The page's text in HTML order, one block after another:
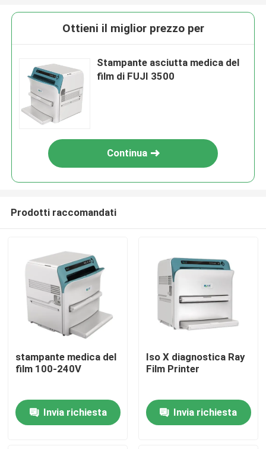
Casa
Prodotti
Ottieni il miglior prezzo per
Stampante asciutta medica del
film di FUJI 3500
Continua
Prodotti raccomandati
stampante medica del
film 100-240V
Invia richiesta
Iso X diagnostica Ray
Film Printer
Invia richiesta